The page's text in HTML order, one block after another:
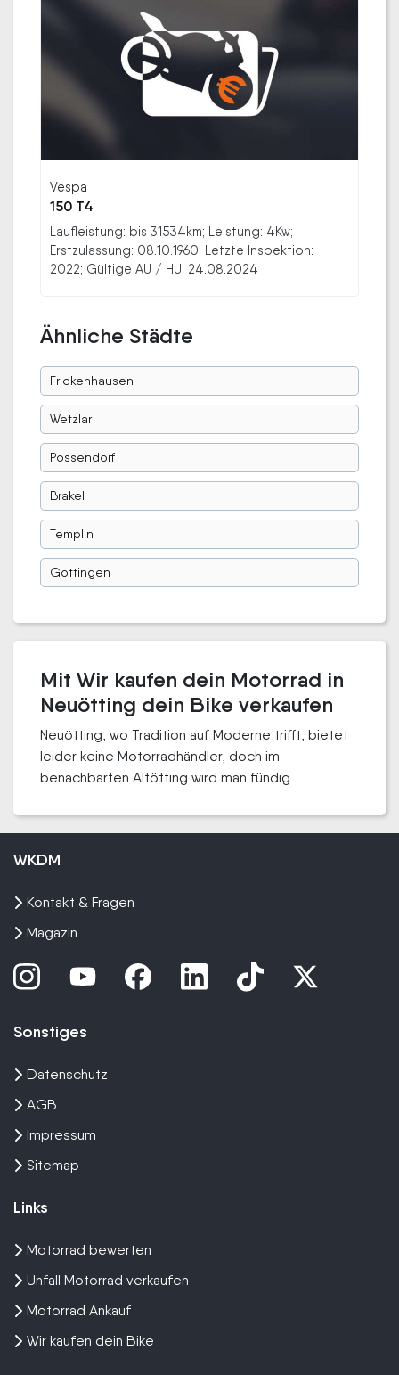
Vespa
150 T4
Laufleistung: bis 31534km; Leistung: 4Kw;
Erstzulassung: 08.10.1960; Letzte Inspektion:
2022; Gültige AU / HU: 24.08.2024
Ähnliche Städte
Frickenhausen
Wetzlar
Possendorf
Brakel
Templin
Göttingen
Mit Wir kaufen dein Motorrad in
Neuötting dein Bike verkaufen
Neuötting, wo Tradition auf Moderne trifft, bietet
leider keine Motorradhändler, doch im
benachbarten Altötting wird man fündig.
WKDM
Kontakt & Fragen
Magazin
Sonstiges
Datenschutz
AGB
Impressum
Sitemap
Links
Motorrad bewerten
Unfall Motorrad verkaufen
Motorrad Ankauf
Wir kaufen dein Bike